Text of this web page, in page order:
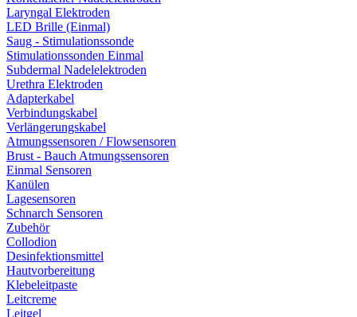
Laryngal Elektroden
LED Brille (Einmal)
Saug - Stimulationssonde
Stimulationssonden Einmal
Subdermal Nadelelektroden
Urethra Elektroden
Adapterkabel
Verbindungskabel
Verlängerungskabel
Atmungssensoren / Flowsensoren
Brust - Bauch Atmungssensoren
Einmal Sensoren
Kanülen
Lagesensoren
Schnarch Sensoren
Zubehör
Collodion
Desinfektionsmittel
Hautvorbereitung
Klebeleitpaste
Leitcreme
Leitgel